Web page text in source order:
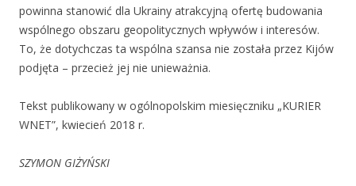
powinna stanowić dla Ukrainy atrakcyjną ofertę budowania
wspólnego obszaru geopolitycznych wpływów i interesów.
To, że dotychczas ta wspólna szansa nie została przez Kijów
podjęta – przecież jej nie unieważnia.
Tekst publikowany w ogólnopolskim miesięczniku „KURIER
WNET”, kwiecień 2018 r.
SZYMON GIŻYŃSKI